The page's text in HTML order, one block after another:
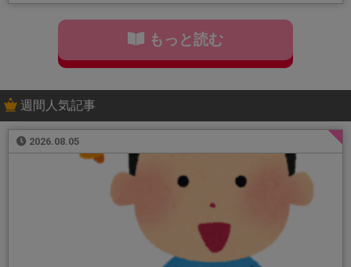
もっと読む
週間人気記事
2026.08.05